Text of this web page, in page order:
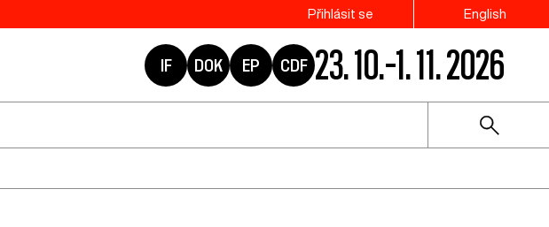
Přihlásit se English
IF DOK EP CDF 23. 10.–1. 11. 2026